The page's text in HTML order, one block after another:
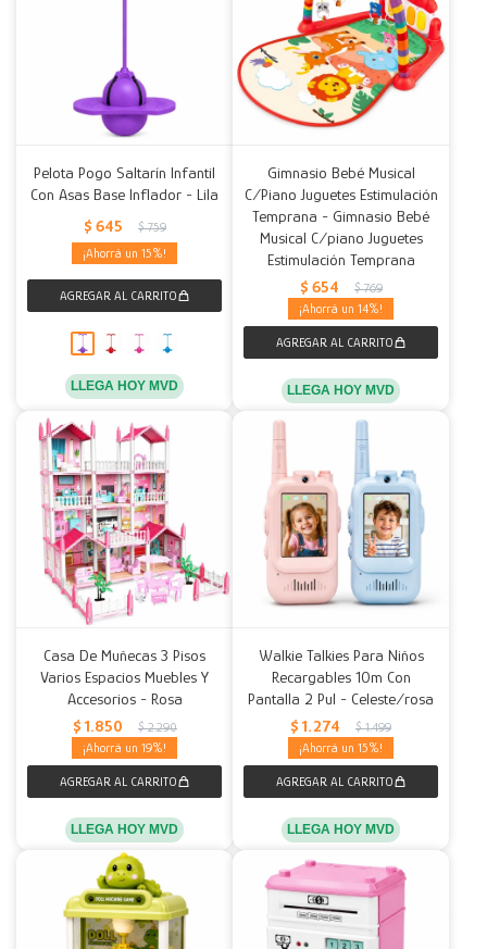
Pelota Pogo Saltarín Infantil
Con Asas Base Inflador - Lila
$ 645 $ 759
15
LLEGA HOY MVD
Gimnasio Bebé Musical
C/Piano Juguetes Estimulación
Temprana - Gimnasio Bebé
Musical C/piano Juguetes
Estimulación Temprana
$ 654 $ 769
14
LLEGA HOY MVD
Casa De Muñecas 3 Pisos
Varios Espacios Muebles Y
Accesorios - Rosa
$ 1.850 $ 2.290
19
LLEGA HOY MVD
Walkie Talkies Para Niños
Recargables 10m Con
Pantalla 2 Pul - Celeste/rosa
$ 1.274 $ 1.499
15
LLEGA HOY MVD